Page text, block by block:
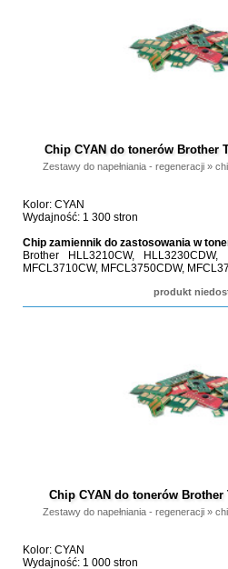
Chip CYAN do tonerów Brother
Zestawy do napełniania - regeneracji »
Kolor: CYAN
Wydajność: 1 300 stron
Chip zamiennik do zastosowania w
Brother HLL3210CW, HLL3230CDW,
MFCL3710CW, MFCL3750CDW,
produkt
Chip CYAN do tonerów Brother
Zestawy do napełniania - regeneracji »
Kolor: CYAN
Wydajność: 1 000 stron